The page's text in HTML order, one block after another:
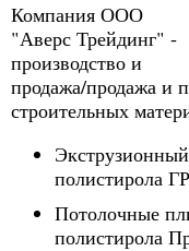
Компания ООО
"Аверс Трейдинг" -
производство и
продажа/продажа и
строительных
полистирола
Потолочные
полистирола